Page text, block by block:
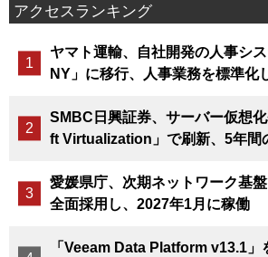
アクセスランキング
ヤマト運輸、自社開発の人事シ
NY」に移行、人事業務を標準化
SMBC日興証券、サーバー仮想
ft Virtualization」で刷新、5年間
愛媛県庁、次期ネットワーク基
全面採用し、2027年1月に稼働
「Veeam Data Platform v13.1」